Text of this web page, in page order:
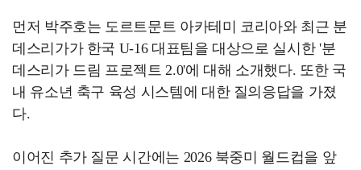
먼저 박주호는 도르트문트 아카테미 코리아와 최근 분
데스리가가 한국 U-16 대표팀을 대상으로 실시한 '분
데스리가 드림 프로젝트 2.0'에 대해 소개했다. 또한 국
내 유소년 축구 육성 시스템에 대한 질의응답을 가졌
다.
이어진 추가 질문 시간에는 2026 북중미 월드컵을 앞